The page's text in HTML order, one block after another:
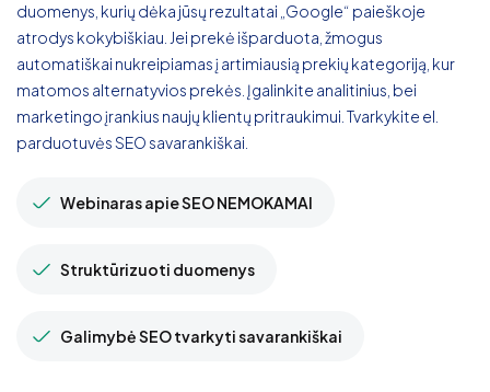
duomenys, kurių dėka jūsų rezultatai „Google“ paieškoje
atrodys kokybiškiau. Jei prekė išparduota, žmogus
automatiškai nukreipiamas į artimiausią prekių kategoriją, kur
matomos alternatyvios prekės. Įgalinkite analitinius, bei
marketingo įrankius naujų klientų pritraukimui. Tvarkykite el.
parduotuvės SEO savarankiškai.
Webinaras apie SEO NEMOKAMAI
Struktūrizuoti duomenys
Galimybė SEO tvarkyti savarankiškai